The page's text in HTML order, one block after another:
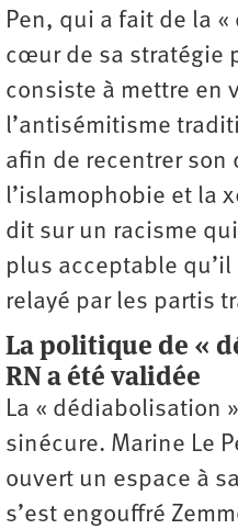
Pen, qui a fait de la
cœur de sa stratégie
consiste à mettre en
l’antisémitisme
afin de recentrer son
l’islamophobie et la
dit sur un racisme
plus acceptable
relayé par les partis
La politique de «
RN a été validée
La « dédiabolisation
sinécure. Marine Le
ouvert un espace à
s’est engouffré